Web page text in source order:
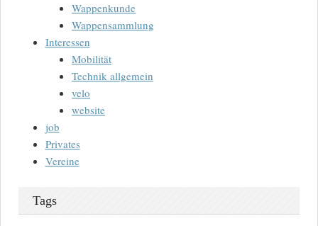
Wappenkunde
Wappensammlung
Interessen
Mobilität
Technik allgemein
velo
website
job
Privates
Vereine
Tags